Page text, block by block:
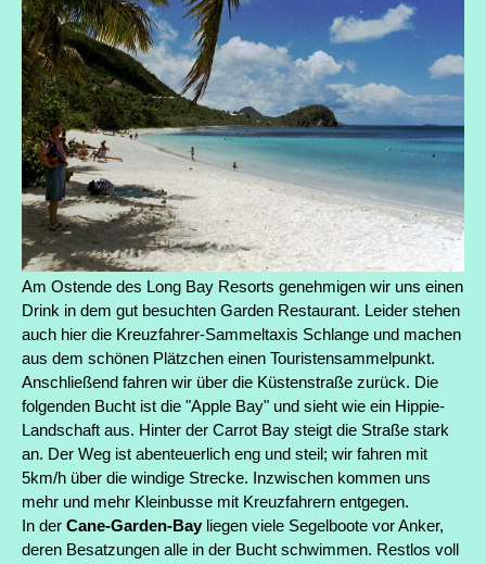
Am Ostende des Long Bay Resorts genehmigen wir uns einen
Drink in dem gut besuchten Garden Restaurant. Leider stehen
auch hier die Kreuzfahrer-Sammeltaxis Schlange und machen
aus dem schönen Plätzchen einen Touristensammelpunkt.
Anschließend fahren wir über die Küstenstraße zurück. Die
folgenden Bucht ist die "Apple Bay" und sieht wie ein Hippie-
Landschaft aus. Hinter der Carrot Bay steigt die Straße stark
an. Der Weg ist abenteuerlich eng und steil; wir fahren mit
5km/h über die windige Strecke. Inzwischen kommen uns
mehr und mehr Kleinbusse mit Kreuzfahrern entgegen.
In der Cane-Garden-Bay liegen viele Segelboote vor Anker,
deren Besatzungen alle in der Bucht schwimmen. Restlos voll